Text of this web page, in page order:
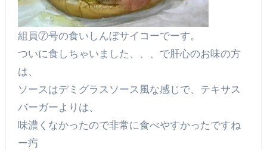
組員⑦号の食いしんぼサイコーでーす。
ついに食しちゃいました、、、で肝心のお味の方
は、
ソースはデミグラスソース風な感じで、テキサス
バーガーよりは、
味濃くなかったので非常に食べやすかったですね
ー㽲